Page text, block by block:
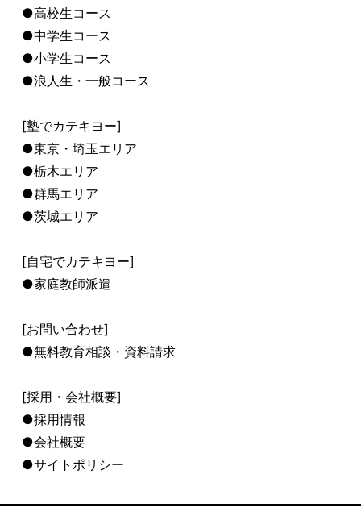
●高校生コース
●中学生コース
●小学生コース
●浪人生・一般コース
[塾でカテキヨー]
●東京・埼玉エリア
●栃木エリア
●群馬エリア
●茨城エリア
[自宅でカテキヨー]
●家庭教師派遣
[お問い合わせ]
●無料教育相談・資料請求
[採用・会社概要]
●採用情報
●会社概要
●サイトポリシー